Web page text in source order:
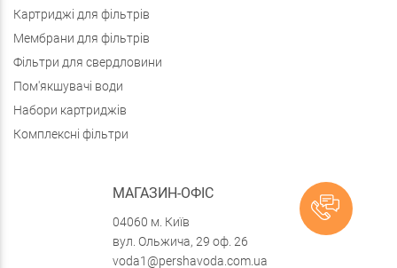
Картриджі для фільтрів
Мембрани для фільтрів
Фільтри для свердловини
Пом'якшувачі води
Набори картриджів
Комплексні фільтри
МАГАЗИН-ОФІС
04060 м. Київ
вул. Ольжича, 29 оф. 26
voda1@pershavoda.com.ua